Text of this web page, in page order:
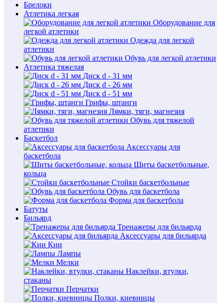
Брелоки
Атлетика легкая
Оборудование для
легкой атлетики
Одежда для легкой
атлетики
Обувь для легкой атлетики
Атлетика тяжелая
Диск d - 31 мм
Диск d - 26 мм
Диск d - 51 мм
Грифы, штанги
Лямки, тяги, магнезия
Обувь для тяжелой
атлетики
Баскетбол
Аксессуары для
баскетбола
Щиты баскетбольные,
кольца
Стойки баскетбольные
Обувь для баскетбола
Форма для баскетбола
Батуты
Бильярд
Тренажеры для бильярда
Аксессуары для бильярда
Кии
Лампы
Мелки
Наклейки, втулки,
стаканы
Перчатки
Полки, киевницы